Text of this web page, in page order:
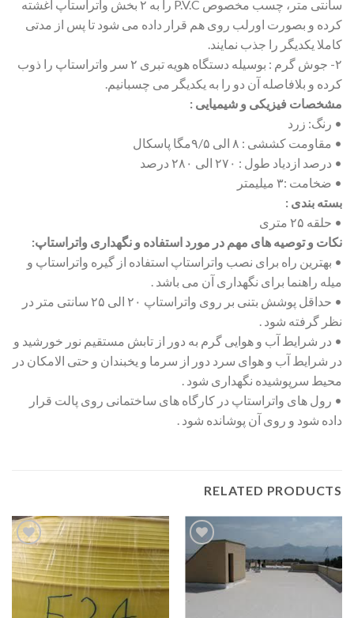
سانتی متر، چسب مخصوص P.V.C را به ۲ بخش واتراستاپ آغشته
کرده و بصورت اورلب روی هم قرار داده می شود تا پس از مدتی
کاملا یکدیگر را جذب نمایند.
۲- جوش گرم : بوسیله دستگاه هویه تبری ۲ سر واتراستاپ را ذوب
کرده و بلافاصله آن دو را به یکدیگر می چسبانیم.
مشخصات فیزیکی و شیمیایی :
• رنگ: زرد
• مقاومت کششی : ۸ الی ۹/۵مگا پاسکال
• درصد ازدیاد طول : ۲۷۰ الی ۲۸۰ درصد
• ضخامت :۳ میلیمتر
بسته بندی :
• حلقه ۲۵ متری
نکات و توصیه های مهم در مورد استفاده و نگهداری واتراستاپ:
• بهترین راه برای نصب واتراستاپ استفاده از گیره واتراستاپ و
میله راهنما برای نگهداری آن می باشد .
• حداقل پوشش بتنی بر روی واتراستاپ ۲۰ الی ۲۵ سانتی متر در
نظر گرفته شود .
• در شرایط آب و هوایی گرم به دور از تابش مستقیم نور خورشید و
در شرایط آب و هوای سرد دور از سرما و یخبندان و حتی الامکان در
محیط سرپوشیده نگهداری شود .
• رول های واتراستاپ در کارگاه های ساختمانی روی پالت قرار
داده شود و روی آن پوشانده شود .
RELATED PRODUCTS
افزودن
مندی
افزودن
به
علاقه